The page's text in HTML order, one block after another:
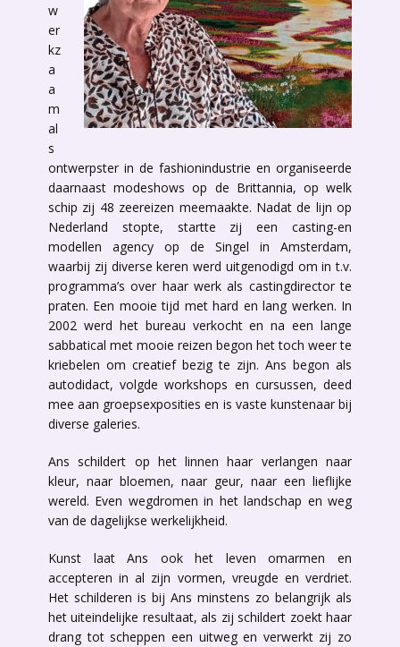
w
er
kz
a
a
m
al
s
ontwerpster in de fashionindustrie en organiseerde
daarnaast modeshows op de Brittannia, op welk
schip zij 48 zeereizen meemaakte. Nadat de lijn op
Nederland stopte, startte zij een casting-en
modellen agency op de Singel in Amsterdam,
waarbij zij diverse keren werd uitgenodigd om in t.v.
programma’s over haar werk als castingdirector te
praten. Een mooie tijd met hard en lang werken. In
2002 werd het bureau verkocht en na een lange
sabbatical met mooie reizen begon het toch weer te
kriebelen om creatief bezig te zijn. Ans begon als
autodidact, volgde workshops en cursussen, deed
mee aan groepsexposities en is vaste kunstenaar bij
diverse galeries.
Ans schildert op het linnen haar verlangen naar
kleur, naar bloemen, naar geur, naar een lieflijke
wereld. Even wegdromen in het landschap en weg
van de dagelijkse werkelijkheid.
Kunst laat Ans ook het leven omarmen en
accepteren in al zijn vormen, vreugde en verdriet.
Het schilderen is bij Ans minstens zo belangrijk als
het uiteindelijke resultaat, als zij schildert zoekt haar
drang tot scheppen een uitweg en verwerkt zij zo